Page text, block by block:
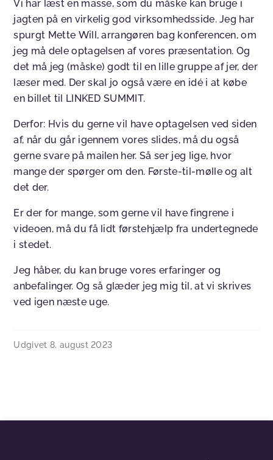
Vi har læst en masse, som du måske kan bruge i
jagten på en virkelig god virksomhedsside. Jeg har
spurgt Mette Will, arrangøren bag konferencen, om
jeg må dele optagelsen af vores præsentation. Og
det må jeg (måske) godt til en lille gruppe af jer, der
læser med. Der skal jo også være en idé i at købe
en billet til LINKED SUMMIT.
Derfor: Hvis du gerne vil have optagelsen ved siden
af, når du går igennem vores slides, må du også
gerne svare på mailen her. Så ser jeg lige, hvor
mange der spørger om den. Første-til-mølle og alt
det der.
Er der for mange, som gerne vil have fingrene i
videoen, må du få lidt førstehjælp fra undertegnede
i stedet.
Jeg håber, du kan bruge vores erfaringer og
anbefalinger. Og så glæder jeg mig til, at vi skrives
ved igen næste uge.
Udgivet 8. august 2023